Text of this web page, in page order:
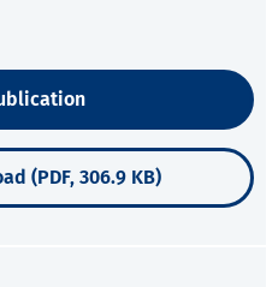
(PDF, 306.9 KB)